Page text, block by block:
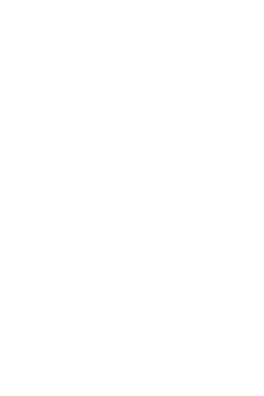
Les
simplifie
garantissant
« Ces
dans des